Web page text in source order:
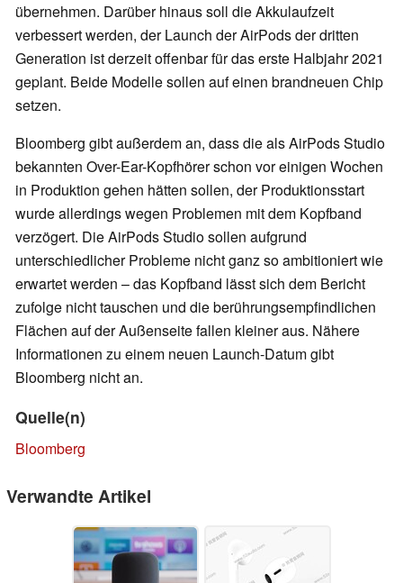
übernehmen. Darüber hinaus soll die Akkulaufzeit
verbessert werden, der Launch der AirPods der dritten
Generation ist derzeit offenbar für das erste Halbjahr 2021
geplant. Beide Modelle sollen auf einen brandneuen Chip
setzen.
Bloomberg gibt außerdem an, dass die als AirPods Studio
bekannten Over-Ear-Kopfhörer schon vor einigen Wochen
in Produktion gehen hätten sollen, der Produktionsstart
wurde allerdings wegen Problemen mit dem Kopfband
verzögert. Die AirPods Studio sollen aufgrund
unterschiedlicher Probleme nicht ganz so ambitioniert wie
erwartet werden – das Kopfband lässt sich dem Bericht
zufolge nicht tauschen und die berührungsempfindlichen
Flächen auf der Außenseite fallen kleiner aus. Nähere
Informationen zu einem neuen Launch-Datum gibt
Bloomberg nicht an.
Quelle(n)
Bloomberg
Verwandte Artikel